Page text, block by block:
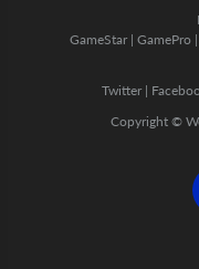
GameStar| GamePro |
Twitter |
Copyright ©